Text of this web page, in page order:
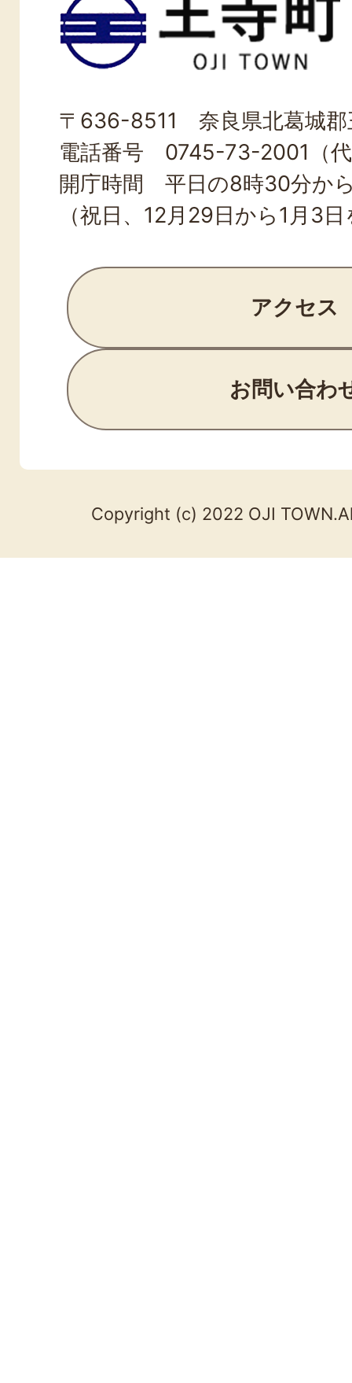
寺
町
TOWN
〒636-8511 奈良県北葛城郡
電話番号 0745-73-2001（
開庁時間 平日の8時30分か
（祝日、12月29日から1月3
アクセス
お問い合わ
Copyright (c) 2022 OJI